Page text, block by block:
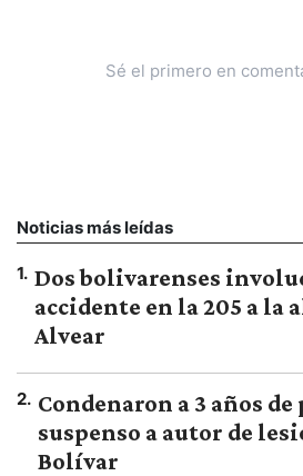
Sé el primero en
Noticias más leídas
1. Dos bolivarenses
accidente en la 205 a la
Alvear
2. Condenaron a 3 años
suspenso a autor de
Bolívar